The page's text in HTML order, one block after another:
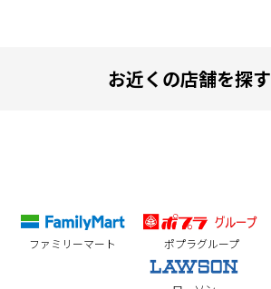
お近くの店舗を探す
ファミリーマート ポプラグループ